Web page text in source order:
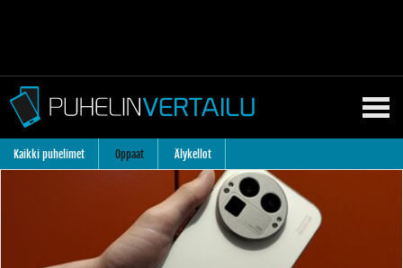
Kaikki puhelimet Oppaat Älykellot